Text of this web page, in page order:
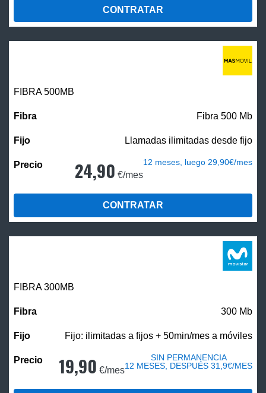
CONTRATAR
FIBRA500MB
Fibra 500 Mb
Llamadas ilimitadas desde fijo
24,90 €/mes
12 meses, luego 29,90€/mes
CONTRATAR
FIBRA 300MB
300 Mb
Fijo: ilimitadas a fijos + 50min/mes a móviles
19,90 €/mes
SIN PERMANENCIA
12 MESES, DESPUÉS 31,9€/MES